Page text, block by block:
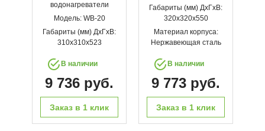
водонагреватели
Модель: WB-20
Габариты (мм) ДхГхВ:
310х310х523
В наличии
9 736 руб.
Заказ в 1 клик
Габариты (мм) ДхГхВ:
320х320х550
Материал корпуса:
Нержавеющая сталь
В наличии
9 773 руб.
Заказ в 1 клик